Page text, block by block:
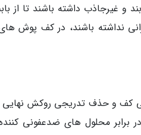
و غیرجاذب داشته باشند تا
نداشته باشند، در کف پوش های
و حذف تدریجی روکش نهایی
برابر محلول های ضدعفونی